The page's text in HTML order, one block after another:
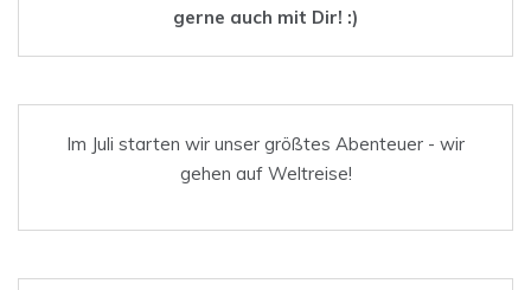
gerne auch mit Dir! :)
Im Juli starten wir unser größtes Abenteuer - wir
gehen auf Weltreise!